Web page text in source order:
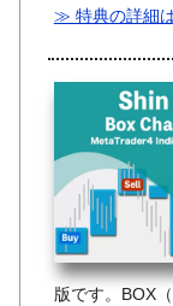
≫ 特典の詳細
版です。BOX